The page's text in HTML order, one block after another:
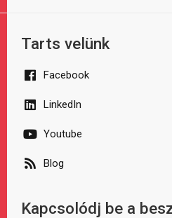
Tarts velünk
Facebook
LinkedIn
Youtube
Blog
Kapcsolódj be a